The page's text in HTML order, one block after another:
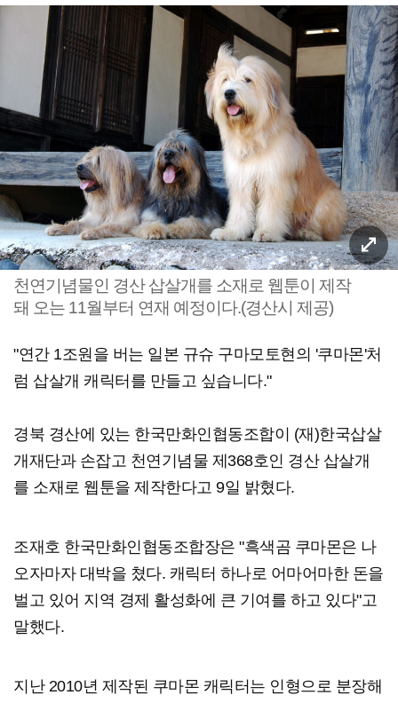
천연기념물인 경산 삽살개를 소재로 웹툰이 제작
돼 오는 11월부터 연재 예정이다.(경산시 제공)
"연간 1조원을 버는 일본 규슈 구마모토현의 '쿠마몬'처
럼 삽살개 캐릭터를 만들고 싶습니다."
경북 경산에 있는 한국만화인협동조합이 (재)한국삽살
개재단과 손잡고 천연기념물 제368호인 경산 삽살개
를 소재로 웹툰을 제작한다고 9일 밝혔다.
조재호 한국만화인협동조합장은 "흑색곰 쿠마몬은 나
오자마자 대박을 쳤다. 캐릭터 하나로 어마어마한 돈을
벌고 있어 지역 경제 활성화에 큰 기여를 하고 있다"고
말했다.
지난 2010년 제작된 쿠마몬 캐릭터는 인형으로 분장해